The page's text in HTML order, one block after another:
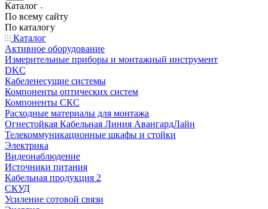
Каталог
По всему сайту
По каталогу
Каталог
Активное оборудование
Измерительные приборы и монтажный инструмент
DKC
Кабеленесущие системы
Компоненты оптических систем
Компоненты СКС
Расходные материалы для монтажа
Огнестойкая Кабельная Линия АвангардЛайн
Телекоммуникационные шкафы и стойки
Электрика
Видеонаблюдение
Источники питания
Кабельная продукция 2
СКУД
Усиление сотовой связи